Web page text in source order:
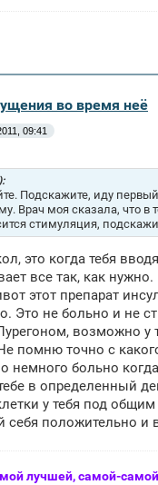
во время неё
09:41
Подскажите, иду
Врач моя сказала, что
стимуляция,
это когда тебя
все так, как
этот препарат
Это не больно и не
возможно у
помню точно с
немного больно
в определенный
у тебя под
себя положительно и
лучшей, самой-